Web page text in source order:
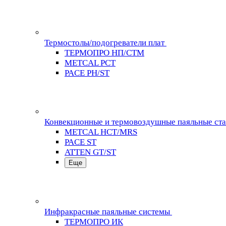
Термостолы/подогреватели плат
ТЕРМОПРО НП/СТМ
METCAL PCT
PACE PH/ST
Конвекционные и термовоздушные паяльные
METCAL HCT/MRS
PACE ST
ATTEN GT/ST
Еще
Инфракрасные паяльные системы
ТЕРМОПРО ИК